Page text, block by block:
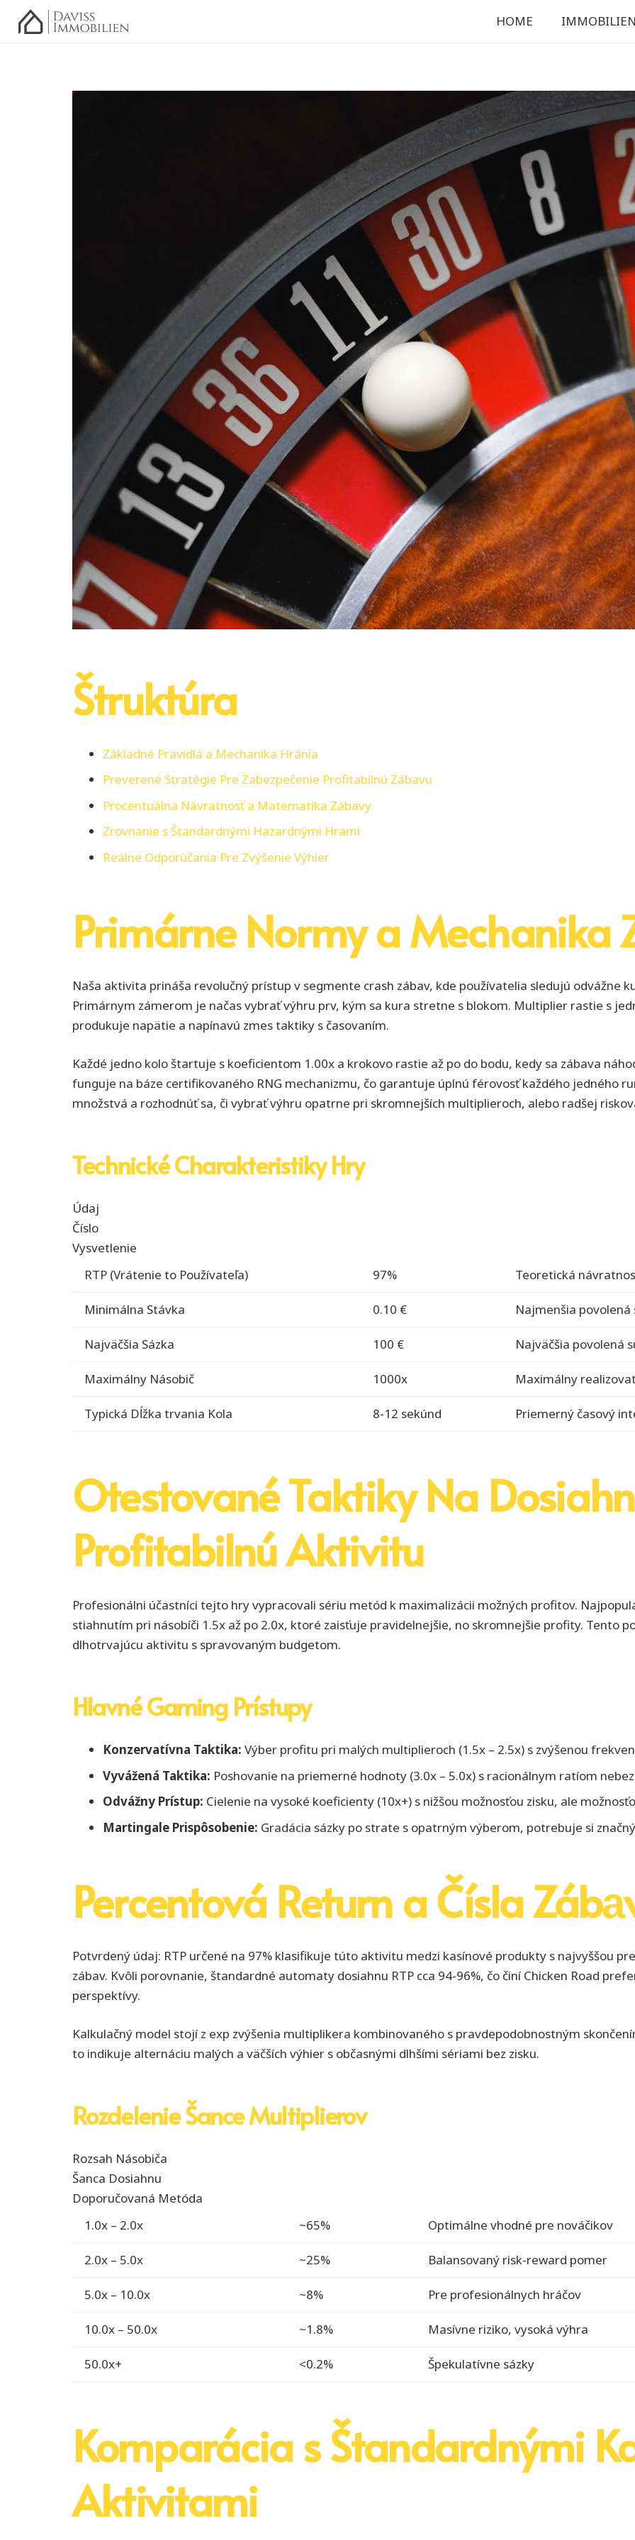
HOME IMMOBILIEN
Štruktúra
Základné Pravidlá a Mechanika Hránia
Preverené Stratégie Pre Zabezpečenie Profitabilnú Zábavu
Procentuálna Návratnosť a Matematika Zábаvy
Zrovnanie s Štandardnými Hazardnými Hrami
Reálne Odporúčania Pre Zvýšenie Výhier
Primárne Normy a Mechanika
Naša aktivita prináša revolučný prístup v segmente crash zábav, kde používatelia sledujú odvážne
Primárnym zámerom je načas vybrať výhru prv, kým sa kura stretne s blokom. Multiplier rastie s
produkuje napätie a napínavú zmes taktiky s časovaním.
Každé jedno kolo štartuje s koeficientom 1.00x a krokovo rastie až po do bodu, kedy sa zábava
funguje na báze certifikovaného RNG mechanizmu, čo garantuje úplnú férovosť každého jedného
množstvá a rozhodnúť sa, či vybrať výhru opatrne pri skromnejších multiplieroch, alebo radšej
Technické Charakteristiky Hry
Údaj
Číslo
Vysvetlenie
RTP (Vrátenie to Používateľa)
97% Teoretická
Minimálna Stávka 0.10 € Najmenšia povolená
Najväčšia Sázka 100 € Najväčšia povolená
Maximálny Násobič 1000x Maximálny
Typická Dĺžka trvania Kola 8-12 sekúnd Priemerný časový
Otestované Taktiky Na
Profitabilnú Aktivitu
Profesionálni účastníci tejto hry vypracovali sériu metód k maximalizácii možných profitov.
stiahnutím pri násobíči 1.5x až po 2.0x, ktoré zaisťuje pravidelnejšie, no skromnejšie profity. Tento
dlhotrvajúcu aktivitu s spravovaným budgetom.
Hlavné Gaming Prístupy
Konzervatívna Taktika: Výber profitu pri malých multiplieroch (1.5x – 2.5x) s zvýšenou
Vyvážená Taktika: Poshovanie na priemerné hodnoty (3.0x – 5.0x) s racionálnym ratíom
Odvážny Prístup: Cielenie na vysoké koeficienty (10x+) s nižšou možnosťou zisku, ale
Martingale Prispôsobenie: Gradácia sázky po strate s opatrným výberom, potrebuje si
Percentová Return a Čísla
Potvrdený údaj: RTP určené na 97% klasifikuje túto aktivitu medzi kasínové produkty s najvyššou
zábav. Kvôli porovnanie, štandardné automaty dosiahnu RTP cca 94-96%, čo činí Chicken Road
perspektívy.
Kalkulačný model stojí z exp zvýšenia multiplikera kombinovaného s pravdepodobnostným
to indikuje alternáciu malých a väčších výhier s občasnými dlhšími sériami bez zisku.
Rozdelenie Šance Multiplierov
Rozsah Násobіča
Šanca Dosiahnu
Doporučovaná Metóda
1.0x – 2.0x
~65% Optimálne vhodné pre nováčikov
2.0x – 5.0x ~25% Balansovaný risk-reward pomer
5.0x – 10.0x ~8% Pre profesionálnych hráčov
10.0x – 50.0x ~1.8% Masívne riziko, vysoká výhra
50.0x+ <0.2% Špekulatívne sázky
Komparácia s Štandardnými
Aktivitami